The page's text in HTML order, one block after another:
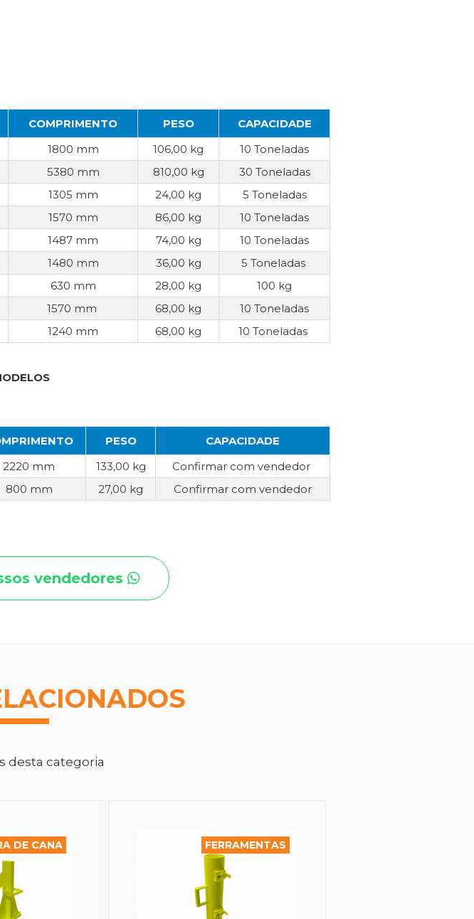
COMPRIMENTO PESO
CAPACIDADE
1800 mm 106,00 kg
10 Toneladas
5380 mm 810,00 kg
30 Toneladas
1305 mm 24,00 kg
5 Toneladas
1570 mm 86,00 kg
10 Toneladas
1487 mm 74,00 kg
10 Toneladas
1480 mm 36,00 kg
5 Toneladas
630 mm 28,00 kg
100 kg
1570 mm 68,00 kg
10 Toneladas
1240 mm 68,00 kg 10 Toneladas
PESO
CAPACIDADE
2220 mm 133,00 kg
Confirmar com vendedor
800 mm 27,00 kg Confirmar com vendedor
vendedores
desta categoria
DE CANA FERRAMENTAS